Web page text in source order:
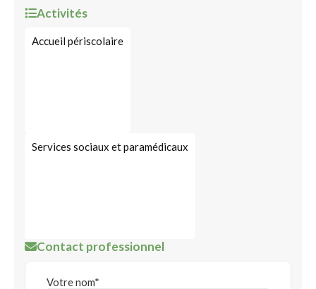
Activités
Accueil périscolaire
Services sociaux et paramédicaux
Contact professionnel
Votre nom*